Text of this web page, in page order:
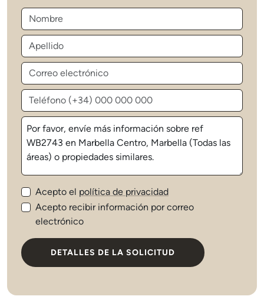
Acepto el política de privacidad
Acepto recibir información por correo
electrónico
DETALLES DE LA SOLICITUD